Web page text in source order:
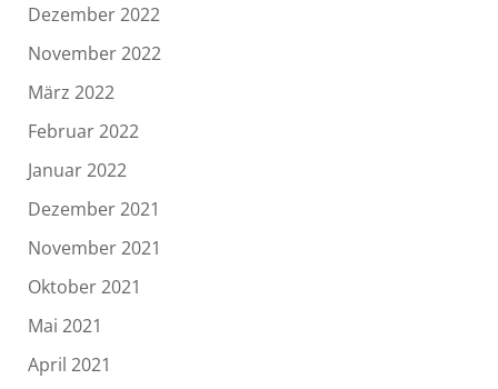
Dezember 2022
November 2022
März 2022
Februar 2022
Januar 2022
Dezember 2021
November 2021
Oktober 2021
Mai 2021
April 2021